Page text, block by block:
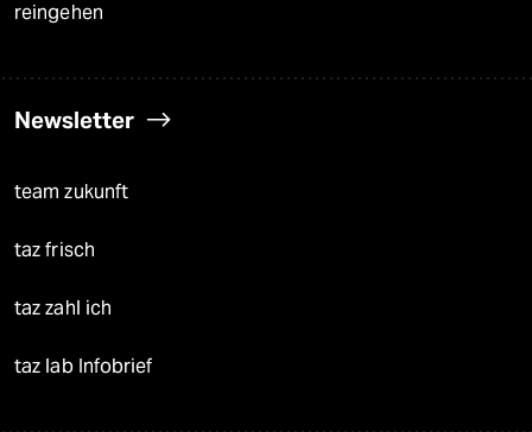
reingehen
Newsletter
team zukunft
taz frisch
taz zahl ich
taz lab Infobrief